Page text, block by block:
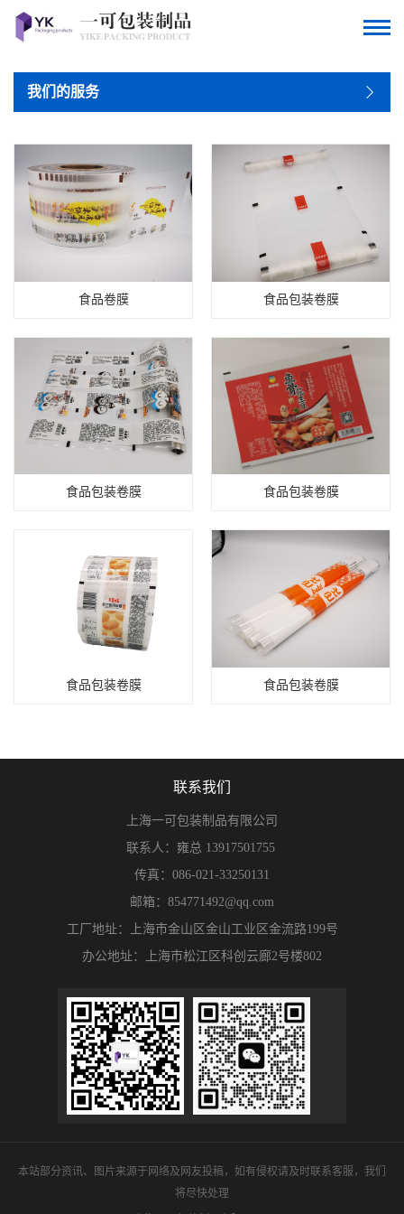
我们的服务
食品卷膜 食品包装卷膜
食品包装卷膜 食品包装卷膜
食品包装卷膜 食品包装卷膜
联系我们
上海一可包装制品有限公司
联系人：雍总 13917501755
传真：086-021-33250131
邮箱：854771492@qq.com
工厂地址：上海市金山区金山工业区金流路199号
办公地址：上海市松江区科创云廊2号楼802
本站部分资讯、图片来源于网络及网友投稿，如有侵权请及时联系客服，我们
将尽快处理